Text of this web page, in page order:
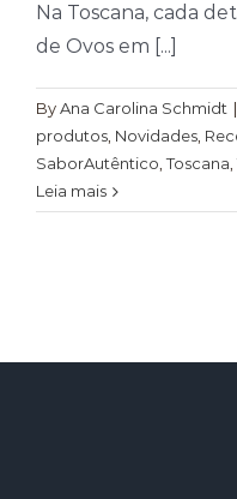
Na Toscana, cada
de Ovos em [...]
ByAna Carolina Schmidt |
produtos Novidades
SaborAutêntico ,Toscana ,
Leia mais